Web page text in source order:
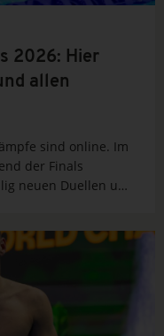
2026: Hier
allen
sind online. Im
der Finals
neuen Duellen um